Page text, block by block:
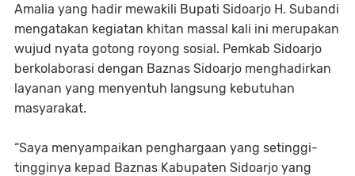
Amalia yang hadir mewakili Bupati Sidoarjo H. Subandi
mengatakan kegiatan khitan massal kali ini merupakan
wujud nyata gotong royong sosial. Pemkab Sidoarjo
berkolaborasi dengan Baznas Sidoarjo menghadirkan
layanan yang menyentuh langsung kebutuhan
masyarakat.
“Saya menyampaikan penghargaan yang setinggi-
tingginya kepad Baznas Kabupaten Sidoarjo yang